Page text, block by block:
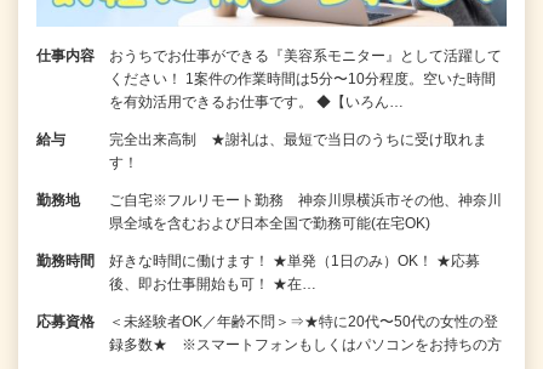
仕事内容
おうちでお仕事ができる『美容系モニター』として活躍して
ください！ 1案件の作業時間は5分〜10分程度。空いた時間
を有効活用できるお仕事です。 ◆【いろん…
給与
完全出来高制 ★謝礼は、最短で当日のうちに受け取れま
す！
勤務地
ご自宅※フルリモート勤務 神奈川県横浜市その他、神奈川
県全域を含むおよび日本全国で勤務可能(在宅OK)
勤務時間
好きな時間に働けます！ ★単発（1日のみ）OK！ ★応募
後、即お仕事開始も可！ ★在…
応募資格
＜未経験者OK／年齢不問＞⇒★特に20代〜50代の女性の登
録多数★ ※スマートフォンもしくはパソコンをお持ちの方